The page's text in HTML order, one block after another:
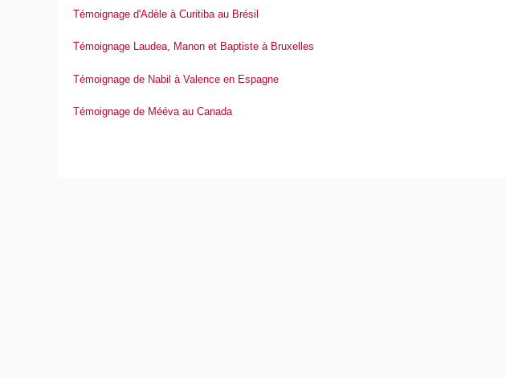
Témoignage d'Adèle à Curitiba au Brésil
Témoignage Laudea, Manon et Baptiste à Bruxelles
Témoignage de Nabil à Valence en Espagne
Témoignage de Mééva au Canada